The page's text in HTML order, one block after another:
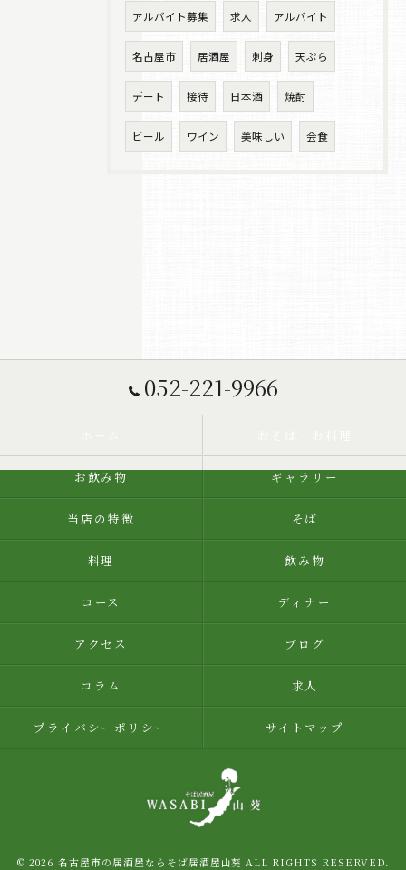
アルバイト募集 求人 アルバイト
名古屋市 居酒屋 刺身 天ぷら
デート 接待 日本酒 焼酎
ビール ワイン 美味しい 会食
052-221-9966
お飲み物 ギャラリー
当店の特徴 そば
料理 飲み物
コース ディナー
アクセス ブログ
コラム 求人
プライバシーポリシー サイトマップ
© 2026 名古屋市の居酒屋ならそば居酒屋山葵 ALL RIGHTS RESERVED.